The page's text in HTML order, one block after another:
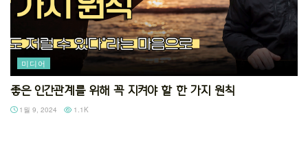
미디어
좋은 인간관계를 위해 꼭 지켜야 할 한 가지 원칙
1월 9, 2024 1.1K